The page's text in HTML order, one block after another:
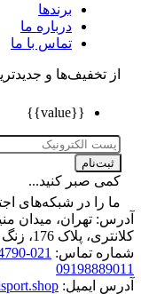
برندها
درباره ما
تماس با ما
تخفیف‌ها و
صبر کنید...
را در شبکه‌های اجتماعی
تهران، میدان منیریه،
پلاک 176، زنگ 3
تماس:
ایمیل: